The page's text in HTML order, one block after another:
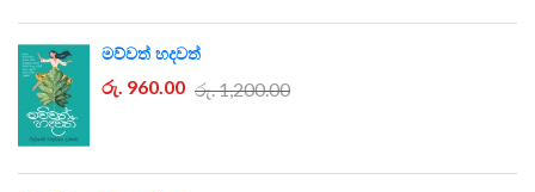
මව්වත් හදවත්
රු. 960.00 රු. 1,200.00